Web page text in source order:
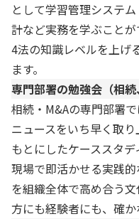
として学習管理システ
計など実務を学ぶこと
4法の知識レベルを上げ
ます。
専門部署の勉強会（相続
相続・M&Aの専門部署
ニュースをいち早く取
もとにしたケーススタデ
現場で即活かせる実践
を組織全体で高め合う
方にも経験者にも、確か